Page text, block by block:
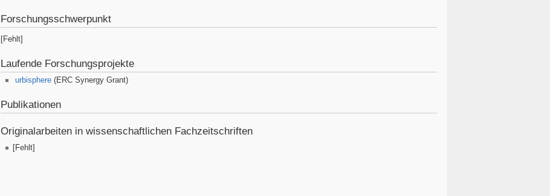
Forschungsschwerpunkt
[Fehlt]
Laufende Forschungsprojekte
urbisphere (ERC Synergy Grant)
Publikationen
Originalarbeiten in wissenschaftlichen Fachzeitschriften
[Fehlt]